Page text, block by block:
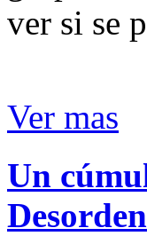
ver si se
Ver mas
Un
Desorden